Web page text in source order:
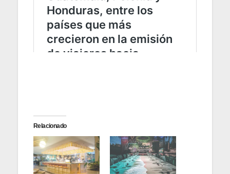
Relacionado